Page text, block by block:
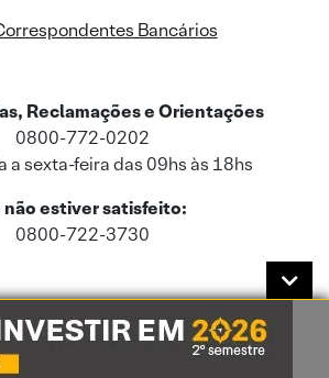
Bancários
Reclamações e Orientações
0800-772-0202
a sexta-feira das 09hs às 18hs
não estiver satisfeito:
0800-722-3730
dados pessoais de acordo com a nossaPolítica de
e a nossaPolítica de Privacidade.